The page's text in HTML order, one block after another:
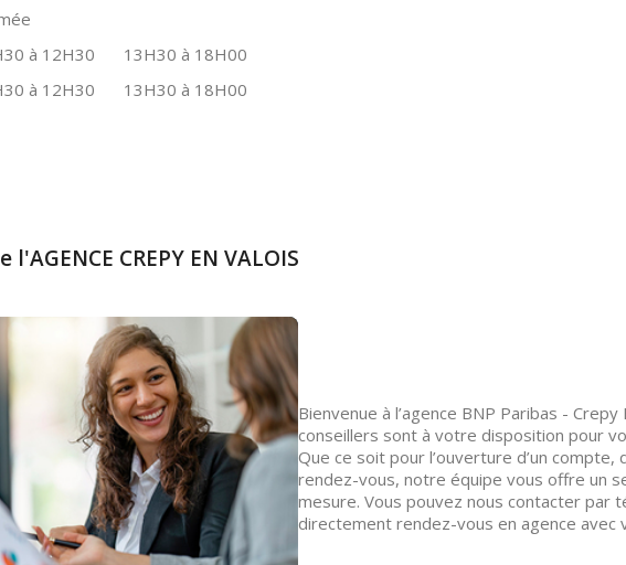
à 12H30
13H30 à 18H00
à 12H30 13H30 à 18H00
CREPY EN VALOIS
Bienvenue à l’agence BNP Paribas -
conseillers sont à votre disposition pour
Que ce soit pour l’ouverture d’un
rendez-vous, notre équipe vous offre un
mesure. Vous pouvez nous contacter par
directement rendez-vous en agence avec